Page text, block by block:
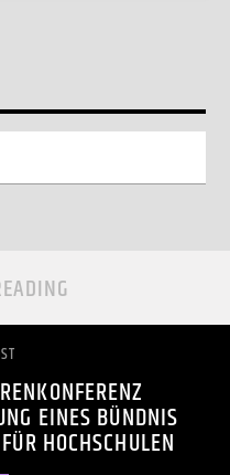
EINES BÜNDNIS
HOCHSCHULEN